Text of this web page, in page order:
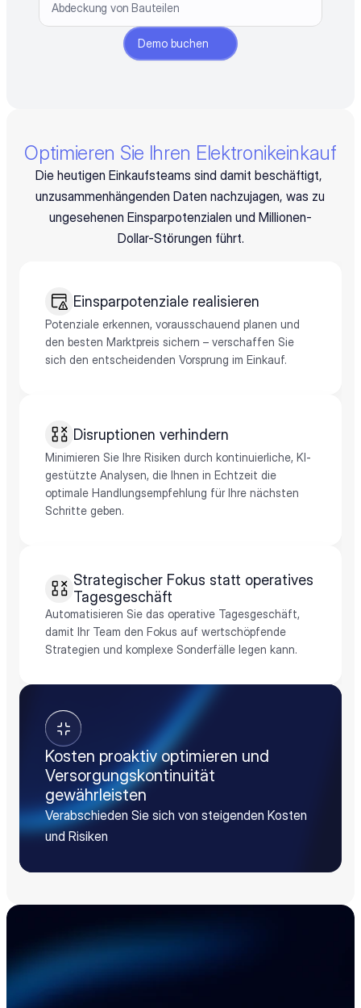
Abdeckung von Bauteilen
Demo buchen
Optimieren Sie Ihren Elektronikeinkauf
Die heutigen Einkaufsteams sind damit beschäftigt,
unzusammenhängenden Daten nachzujagen, was zu
ungesehenen Einsparpotenzialen und Millionen-
Dollar-Störungen führt.
Einsparpotenziale realisieren
Potenziale erkennen, vorausschauend planen und
den besten Marktpreis sichern – verschaffen Sie
sich den entscheidenden Vorsprung im Einkauf.
Disruptionen verhindern
Minimieren Sie Ihre Risiken durch kontinuierliche, KI-
gestützte Analysen, die Ihnen in Echtzeit die
optimale Handlungsempfehlung für Ihre nächsten
Schritte geben.
Strategischer Fokus statt operatives
Tagesgeschäft
Automatisieren Sie das operative Tagesgeschäft,
damit Ihr Team den Fokus auf wertschöpfende
Strategien und komplexe Sonderfälle legen kann.
Kosten proaktiv optimieren und
Versorgungskontinuität
gewährleisten
Verabschieden Sie sich von steigenden Kosten
und Risiken
Beschleunigen Sie